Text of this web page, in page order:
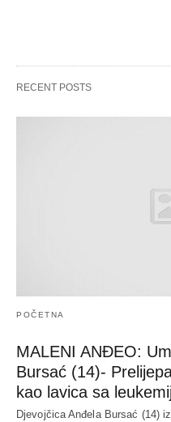
RECENT POSTS
POČETNA
MALENI ANĐEO:
Bursać (14)-
kao lavica sa
Djevojčica Anđela Bursać (14)